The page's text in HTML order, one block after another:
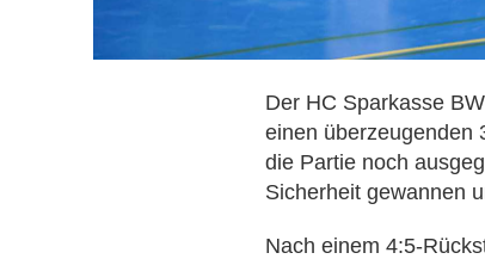
Der HC Sparkasse
einen überzeugenden
die Partie noch
Sicherheit gewannen
Nach einem 4:5-